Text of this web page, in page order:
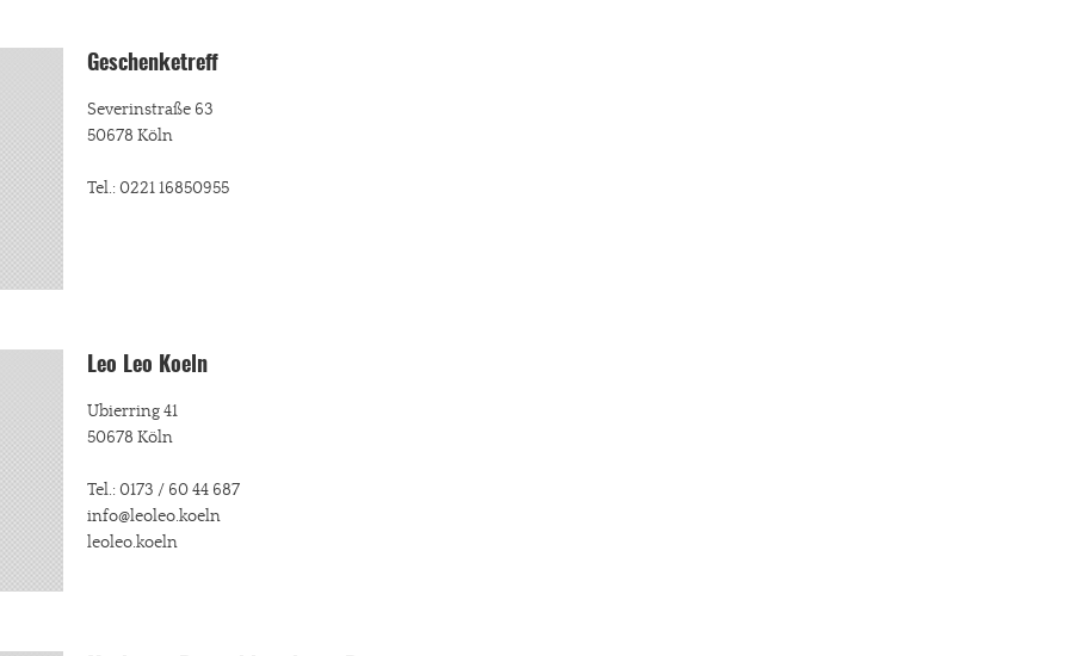
Geschenketreff
Severinstraße 63
50678 Köln
Tel.: 0221 16850955
Leo Leo Koeln
Ubierring 41
50678 Köln
Tel.: 0173 / 60 44 687
info@leoleo.koeln
leoleo.koeln